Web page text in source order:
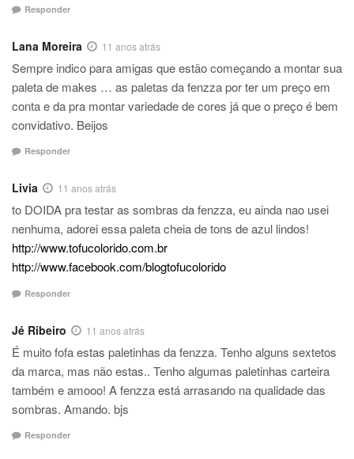
Responder
Lana Moreira 11 anos atrás
Sempre indico para amigas que estão começando a montar sua
paleta de makes … as paletas da fenzza por ter um preço em
conta e da pra montar variedade de cores já que o preço é bem
convidativo. Beijos
Responder
Livia 11 anos atrás
to DOIDA pra testar as sombras da fenzza, eu ainda nao usei
nenhuma, adorei essa paleta cheia de tons de azul lindos!
http://www.tofucolorido.com.br
http://www.facebook.com/blogtofucolorido
Responder
Jé Ribeiro 11 anos atrás
É muito fofa estas paletinhas da fenzza. Tenho alguns sextetos
da marca, mas não estas.. Tenho algumas paletinhas carteira
também e amooo! A fenzza está arrasando na qualidade das
sombras. Amando. bjs
Responder